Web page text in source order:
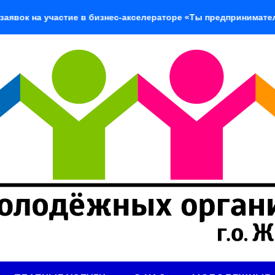
в бизнес-акселераторе «Ты предприниматель»